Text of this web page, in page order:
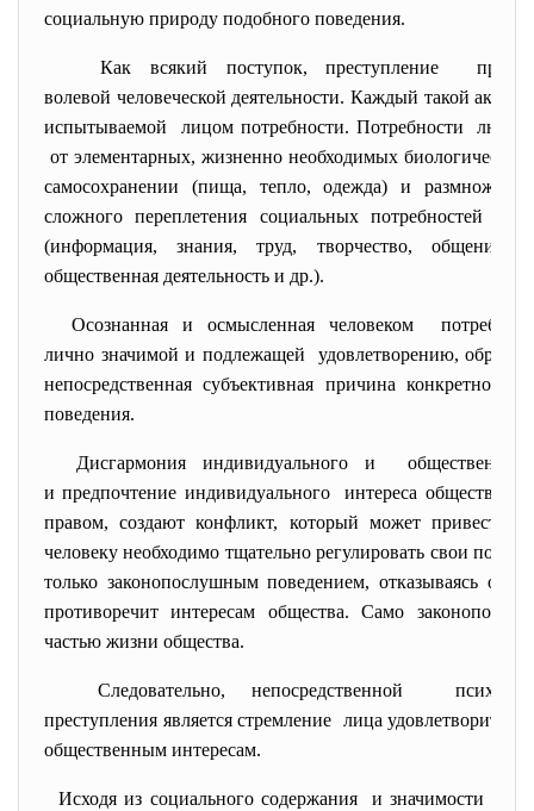
социальную природу подобного поведения.
Как всякий поступок, преступление
волевой человеческой деятельности. Каждый такой акт
испытываемой лицом потребности. Потребности
от элементарных, жизненно необходимых
самосохранении (пища, тепло, одежда) и
сложного переплетения социальных потребностей
(информация, знания, труд, творчество, общение,
общественная деятельность и др.).
Осознанная и осмысленная человеком
лично значимой и подлежащей удовлетворению,
непосредственная субъективная причина
поведения.
Дисгармония индивидуального и
и предпочтение индивидуального интереса
правом, создают конфликт, который может привести
человеку необходимо тщательно регулировать свои
только законопослушным поведением, отказываясь от
противоречит интересам общества. Само
частью жизни общества.
Следовательно, непосредственной
преступления являетсястремление лица удовлетворить
общественным интересам.
Исходя из социального содержания и значимости для